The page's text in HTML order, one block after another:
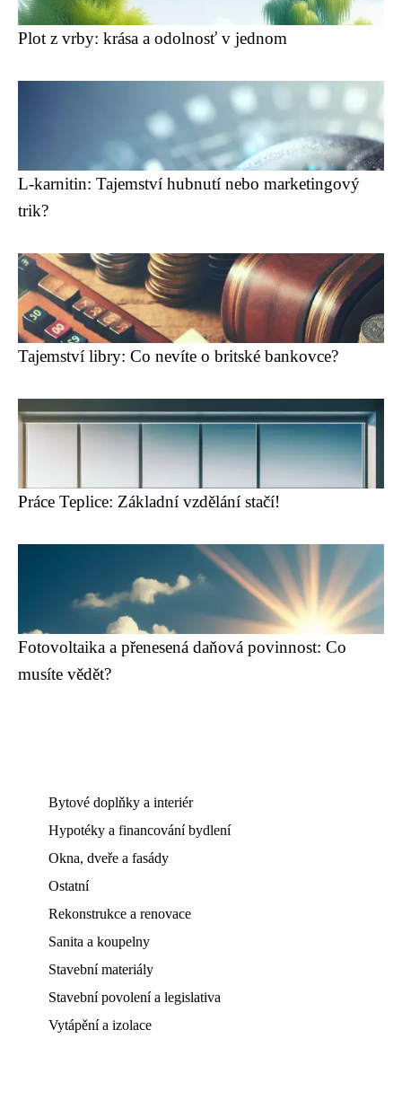
Plot z vrby: krása a odolnosť v jednom
L-karnitin: Tajemství hubnutí nebo marketingový
trik?
Tajemství libry: Co nevíte o britské bankovce?
Práce Teplice: Základní vzdělání stačí!
Fotovoltaika a přenesená daňová povinnost: Co
musíte vědět?
Bytové doplňky a interiér
Hypotéky a financování bydlení
Okna, dveře a fasády
Ostatní
Rekonstrukce a renovace
Sanita a koupelny
Stavební materiály
Stavební povolení a legislativa
Vytápění a izolace